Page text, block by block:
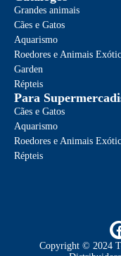
Grandes animais
Cães e Gatos
Aquarismo
Roedores e Animais
Garden
Répteis
Para
Cães e Gatos
Aquarismo
Roedores e Animais
Répteis
Copyright © 2024